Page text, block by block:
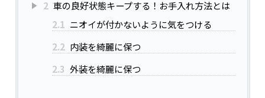
2 車の良好状態キープする！お手入れ方法とは
2.1 ニオイが付かないように気をつける
2.2 内装を綺麗に保つ
2.3 外装を綺麗に保つ